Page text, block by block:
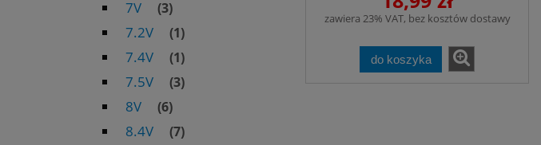
7V (3)
7.2V (1)
7.4V (1)
7.5V (3)
8V (6)
8.4V (7)
zawiera 23% VAT, bez kosztów dostawy
do koszyka